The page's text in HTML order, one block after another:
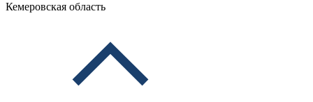
Кемеровская область